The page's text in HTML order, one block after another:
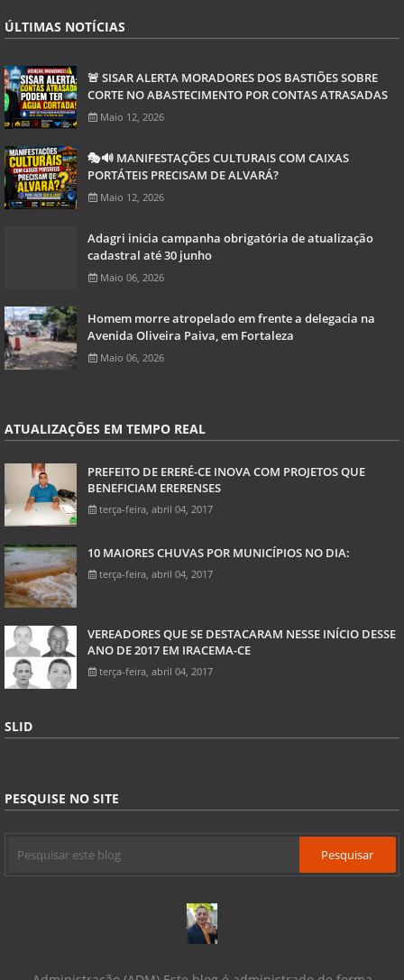
ÚLTIMAS NOTÍCIAS
🚨 SISAR ALERTA MORADORES DOS BASTIÕES SOBRE
CORTE NO ABASTECIMENTO POR CONTAS ATRASADAS
Maio 12, 2026
🎭🔊 MANIFESTAÇÕES CULTURAIS COM CAIXAS
PORTÁTEIS PRECISAM DE ALVARÁ?
Maio 12, 2026
Adagri inicia campanha obrigatória de atualização
cadastral até 30 junho
Maio 06, 2026
Homem morre atropelado em frente a delegacia na
Avenida Oliveira Paiva, em Fortaleza
Maio 06, 2026
ATUALIZAÇÕES EM TEMPO REAL
PREFEITO DE ERERÉ-CE INOVA COM PROJETOS QUE
BENEFICIAM ERERENSES
terça-feira, abril 04, 2017
10 MAIORES CHUVAS POR MUNICÍPIOS NO DIA:
terça-feira, abril 04, 2017
VEREADORES QUE SE DESTACARAM NESSE INÍCIO DESSE
ANO DE 2017 EM IRACEMA-CE
terça-feira, abril 04, 2017
SLID
PESQUISE NO SITE